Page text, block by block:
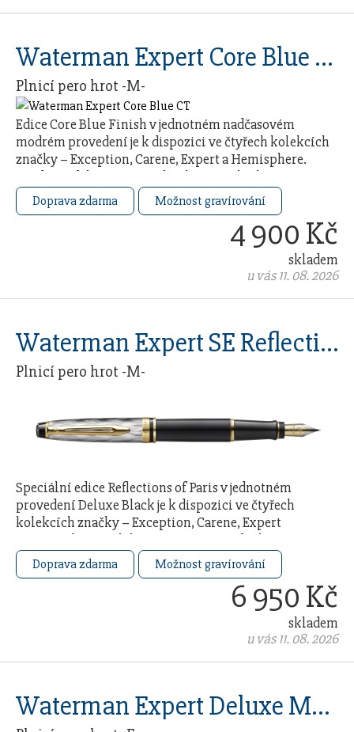
Waterman Expert Core Blue CT
Plnicí pero hrot -M-
Edice Core Blue Finish v jednotném nadčasovém
modrém provedení je k dispozici ve čtyřech kolekcích
značky – Exception, Carene, Expert a Hemisphere.
Každý model čerpá ze 140letého řemeslného …
Doprava zdarma Možnost gravírování
4 900 Kč
skladem
u vás 11. 08. 2026
Waterman Expert SE Reflections Of Paris GT
Plnicí pero hrot -M-
Speciální edice Reflections of Paris v jednotném
provedení Deluxe Black je k dispozici ve čtyřech
kolekcích značky – Exception, Carene, Expert
a Hémisphère. Kolekce je inspirována duchem a …
Doprava zdarma Možnost gravírování
6 950 Kč
skladem
u vás 11. 08. 2026
Waterman Expert Deluxe Metalic Blue CT